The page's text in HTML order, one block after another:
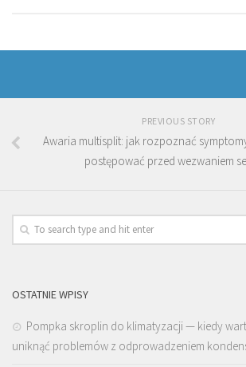
PREVIOUS STORY
Awaria multisplit: jak rozpoznać
postępować przed wezwaniem
OSTATNIE WPISY
Pompka skroplin do klimatyzacji — kiedy
uniknąć problemów z odprowadzeniem